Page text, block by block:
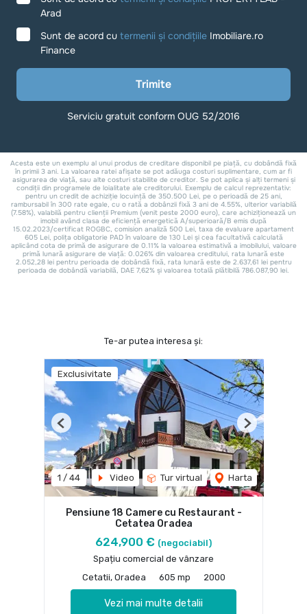
Te-ar putea interesa și:
Exclusivitate
1 / 44 Video Tur virtual Harta
Previous Next
Pensiune 18 Camere cu Restaurant -
Cetatea Oradea
624,900 € (negociabil)
Spațiu comercial de vânzare
Cetatii, Oradea
605 mp 2000
Vezi mai multe detalii